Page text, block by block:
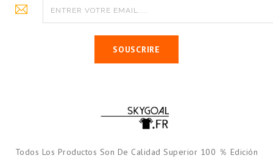
SOUSCRIRE
Todos Los Productos Son De Calidad Superior 100 ％ Edición